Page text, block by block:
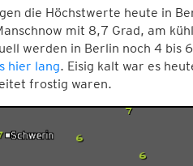
die Höchstwerte heute in
mit 8,7 Grad, am
werden in Berlin noch 4 bis
hier lang. Eisig kalt war es
frostig waren.